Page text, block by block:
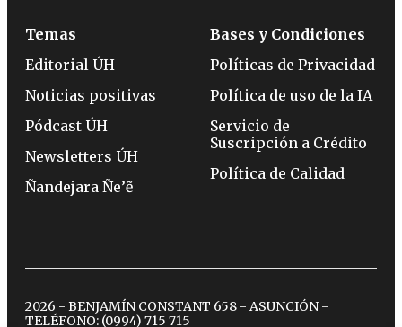
Temas
Editorial ÚH
Noticias positivas
Pódcast ÚH
Newsletters ÚH
Ñandejara Ñe’ẽ
Bases y Condiciones
Políticas de Privacidad
Política de uso de la IA
Servicio de
Suscripción a Crédito
Política de Calidad
2026 - BENJAMÍN CONSTANT 658 - ASUNCIÓN -
TELÉFONO: (0994) 715 715